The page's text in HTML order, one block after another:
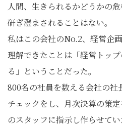
人間、生きられるかどうかの
研ぎ澄まされることはない。
私はこの会社のNo.2、経営企
理解できたことは「経営トッ
る」ということだった。
800名の社員を数える会社の社
チェックをし、月次決算の策
のスタッフに指示し作らせて